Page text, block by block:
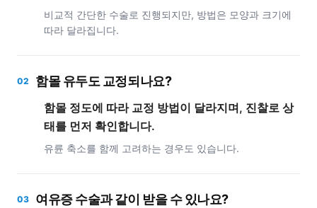
비교적 간단한 수술로 진행되지만, 방법은 모양과 크기에
따라 달라집니다.
02 함몰 유두도 교정되나요?
함몰 정도에 따라 교정 방법이 달라지며, 진찰로 상
태를 먼저 확인합니다.
유륜 축소를 함께 고려하는 경우도 있습니다.
03 여유증 수술과 같이 받을 수 있나요?